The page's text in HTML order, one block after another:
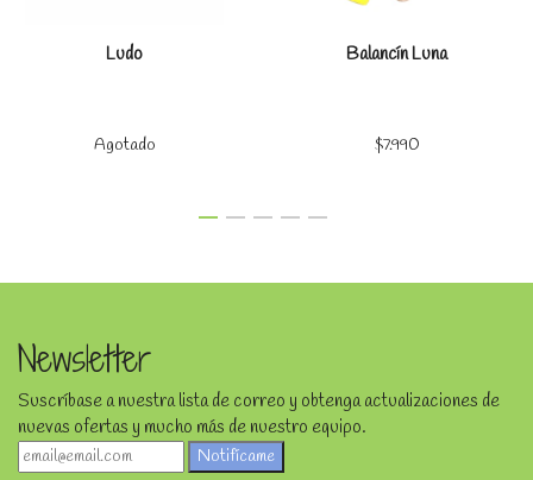
Ludo
Agotado
Balancín Luna
$7.990
Newsletter
Suscríbase a nuestra lista de correo y obtenga actualizaciones de
nuevas ofertas y mucho más de nuestro equipo.
Notifícame